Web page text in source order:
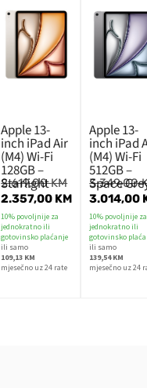
Apple 13-
inch iPad Air
(M4) Wi-Fi
128GB –
Starlight
2.619,00KM
2.357,00 KM
10% povoljnije za
jednokratno ili
gotovinsko plaćanje
ili samo
109,13 KM
mjesečno uz 24 rate
Apple 13-
inch iPad
(M4) Wi-Fi
512GB –
Space
3.349,00
3.014,00
10% povoljnije za
jednokratno ili
gotovinsko
ili samo
139,54 KM
mjesečno uz 24